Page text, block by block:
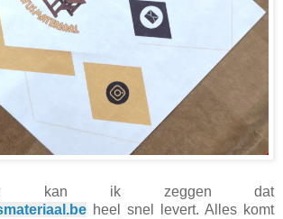
kan ik zeggen dat
heel snel levert. Alles komt